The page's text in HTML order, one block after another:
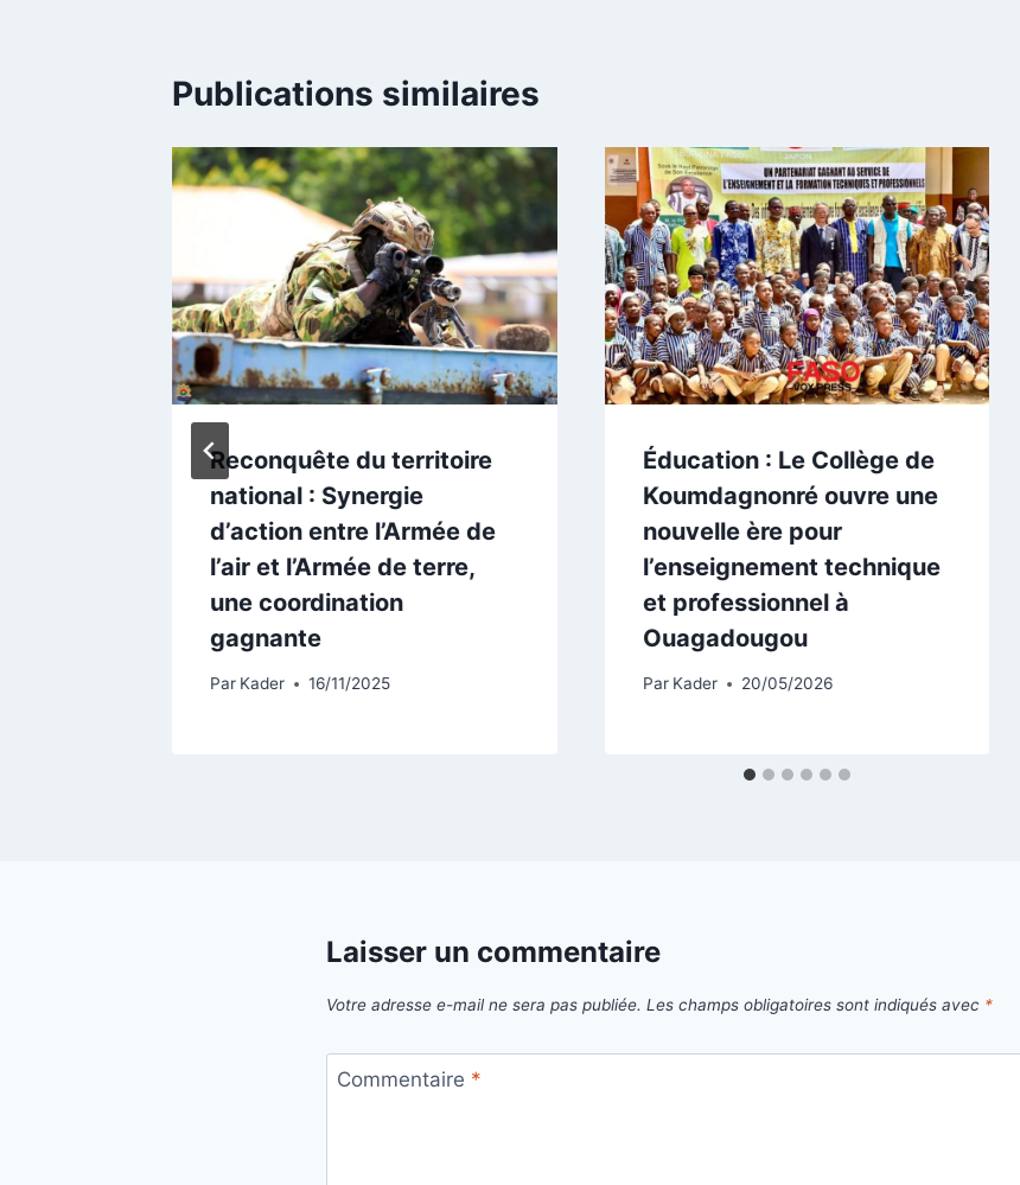
Publications similaires
Reconquête du territoire
national : Synergie
d’action entre l’Armée de
l’air et l’Armée de terre,
une coordination
gagnante
Par Kader 16/11/2025
Éducation : Le Collège de
Koumdagnonré ouvre une
nouvelle ère pour
l’enseignement technique
et professionnel à
Ouagadougou
Par Kader 20/05/2026
Laisser un commentaire
Votre adresse e-mail ne sera pas publiée. Les champs obligatoires sont indiqués avec *
Commentaire *